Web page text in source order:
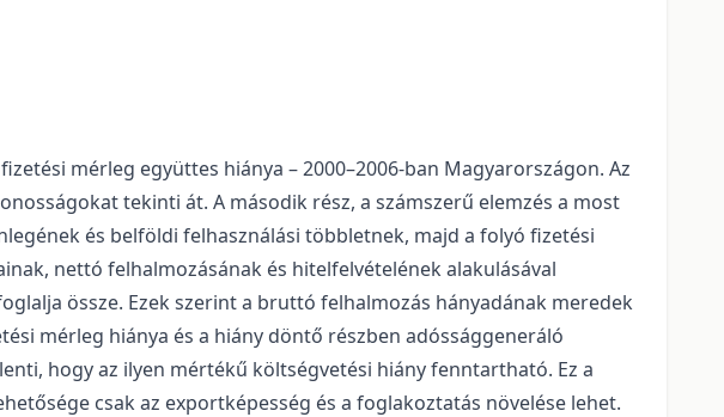
mérleg együttes hiánya – 2000–2006-ban Magyarországon. Az
tekinti át. A második rész, a számszerű elemzés a most
és belföldi felhasználási többletnek, majd a folyó fizetési
nettó felhalmozásának és hitelfelvételének alakulásával
össze. Ezek szerint a bruttó felhalmozás hányadának meredek
mérleg hiánya és a hiány döntő részben adóssággeneráló
hogy az ilyen mértékű költségvetési hiány fenntartható. Ez a
csak az exportképesség és a foglakoztatás növelése lehet.